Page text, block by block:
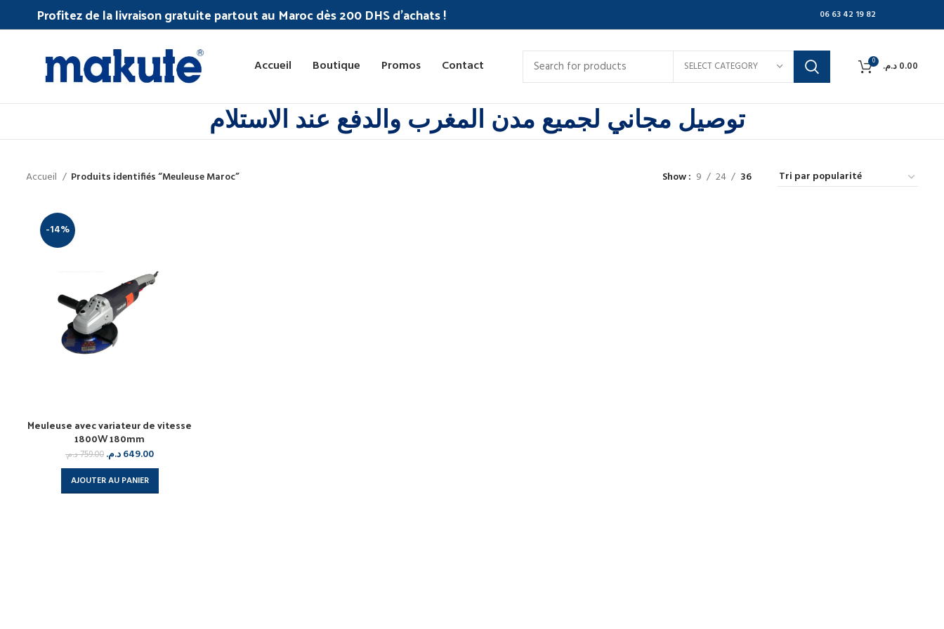
Profitez de la livraison gratuite partout au Maroc dès 200 DHS d'achats ! 06 63 42 19 82
Accueil Boutique Promos Contact SELECT CATEGORY 0 0.00د.م.
توصيل مجاني لجميع مدن المغرب والدفع عند الاستلام
Accueil Produits identifiés “Meuleuse Maroc” Show 9 24 36
-14%
Meuleuse avec variateur de vitesse
1800W 180mm
759.00د.م. 649.00د.م.
AJOUTER AU PANIER